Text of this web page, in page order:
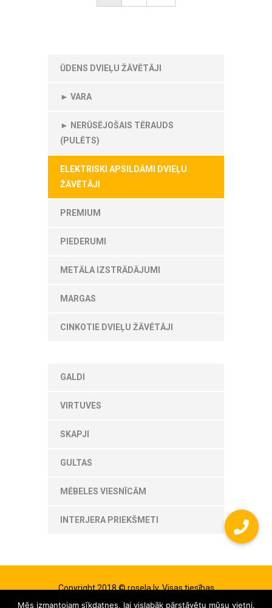
ŪDENS DVIEĻU ŽĀVĒTĀJI
► VARA
► NERŪSĒJOŠAIS TĒRAUDS
(PULĒTS)
ELEKTRISKI APSILDĀMI DVIEĻU
ŽĀVĒTĀJI
PREMIUM
PIEDERUMI
METĀLA IZSTRĀDĀJUMI
MARGAS
CINKOTIE DVIEĻU ŽĀVĒTĀJI
GALDI
VIRTUVES
SKAPJI
GULTAS
MĒBELES VIESNĪCĀM
INTERJERA PRIEKŠMETI
Copyright 2018 © rosela.lv. Visas tiesības
aizsargātas. Izstrādās vIT WEB
Mēs izmantojam sīkdatnes, lai vislabāk pārstāvētu mūsu vietni.